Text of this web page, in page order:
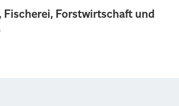
Fischerei, Forstwirtschaft und